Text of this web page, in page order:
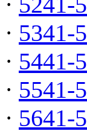
· 5341-
· 5441-
· 5541-
· 5641-